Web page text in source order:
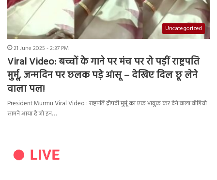
Uncategorized
21 June 2025 - 2:37 PM
Viral Video: बच्चों के गाने पर मंच पर रो पड़ीं राष्ट्रपति
मुर्मू, जन्मदिन पर छलक पड़े आंसू – देखिए दिल छू लेने
वाला पल!
President Murmu Viral Video : राष्ट्रपति द्रौपदी मुर्मू का एक भावुक कर देने वाला वीडियो
सामने आया है जो इन…